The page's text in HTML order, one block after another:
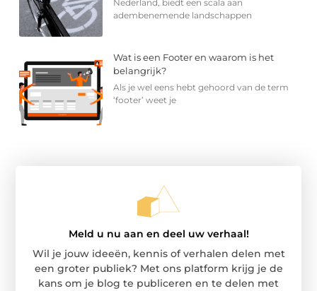
Nederland, biedt een scala aan
adembenemende landschappen
Wat is een Footer en waarom is het
belangrijk?
Als je wel eens hebt gehoord van de term
‘footer’ weet je
Meld u nu aan en deel uw verhaal!
Wil je jouw ideeën, kennis of verhalen delen met
een groter publiek? Met ons platform krijg je de
kans om je blog te publiceren en te delen met